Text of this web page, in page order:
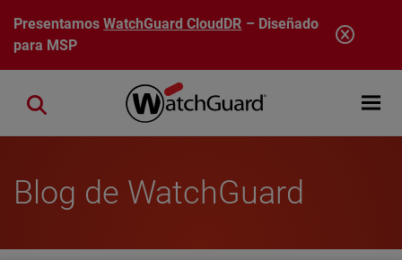
Pasar al contenido principal
PresentamosWatchGuard CloudDR – Diseñado
para MSP
Open
Close search
Blog de WatchGuard